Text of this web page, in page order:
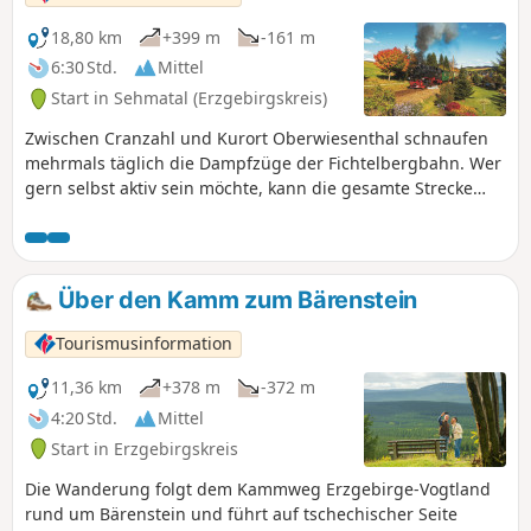
18,80 km
+399 m
-161 m
6:30 Std.
Mittel
Start in Sehmatal (Erzgebirgskreis)
Zwischen Cranzahl und Kurort Oberwiesenthal schnaufen
mehrmals täglich die Dampfzüge der Fichtelbergbahn. Wer
gern selbst aktiv sein möchte, kann die gesamte Strecke
parallel verlaufenden „Erlebnispfad Bimmelbahn“
zurücklegen. Der Erlebnispfad Bimmelbahn verbindet
Natur, Technik und erzgebirgische Kultur auf besondere
Weise. Start ist in Cranzahl, wo sich ein Besuch des
Räuchermannmuseums lohnt. Der Weg führt parallel zur
Schmalspurbahn „Fichtelbergbahn“ durch Felder, Wiesen
und schattige Wälder. Das Pfeifen und Schnaufen der
Dampflok begleitet die Wanderung und bietet schöne
Fotomotive. In Neudorf erwarten Wanderer die
Schauwerkstatt „Zum Weihrichkarzl“ mit traditioneller
Handarbeit sowie das originelle Suppenmuseum. Entlang
der Strecke laden Rastplätze, Schutzhütten und
Über den Kamm zum Bärenstein
Tourismusinformation
11,36 km
+378 m
-372 m
4:20 Std.
Mittel
Start in Erzgebirgskreis
Die Wanderung folgt dem Kammweg Erzgebirge-Vogtland
rund um Bärenstein und führt auf tschechischer Seite